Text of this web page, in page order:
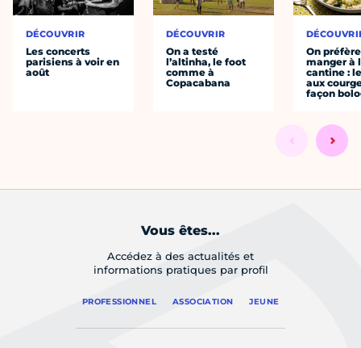
DÉCOUVRIR
Les concerts
parisiens à voir en
août
DÉCOUVRIR
On a testé
l’altinha, le foot
comme à
Copacabana
On préfère
manger à
cantine :
aux
façon
Vous êtes...
Accédez à des actualités et
informations pratiques par profil
PROFESSIONNEL ASSOCIATION JEUNE